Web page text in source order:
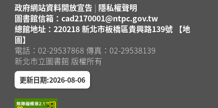
2026年08月29日
淡水竹圍分館
淡水區
場115年8月國小多元
閱讀主題研習班《心的
故事樹—從書頁開始的
溫暖冒險--科學實驗室
政府網站資料開放宣告 | 隱私權聲明
圖書館信箱：cad2170001@ntpc.gov.tw
總館地址：220218 新北市板橋區貴興路139號 【地
圖】
電話：02-29537868 傳真：02-29538139
新北市立圖書館 版權所有
更新日期:2026-08-06